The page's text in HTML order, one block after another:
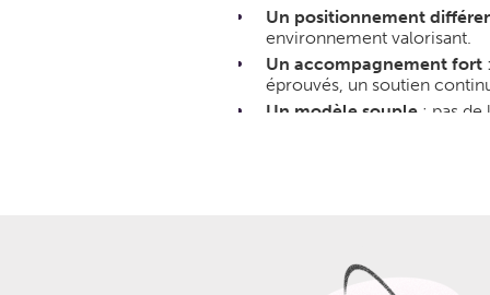
Un positionnement
environnement valorisant.
Un accompagnement fort
éprouvés, un soutien
Un modèle souple: pas de
Les valeurs de